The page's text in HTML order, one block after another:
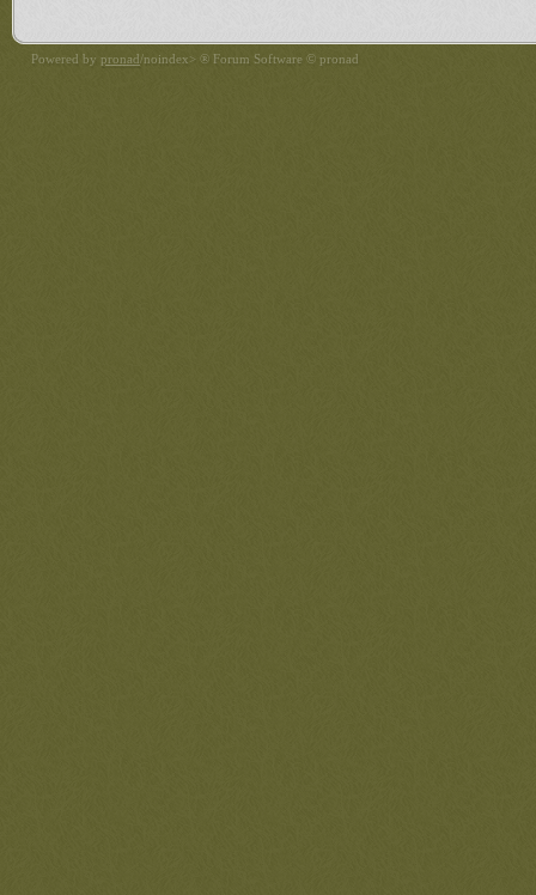
Powered by pronad/noindex> ® Forum Software © pronad